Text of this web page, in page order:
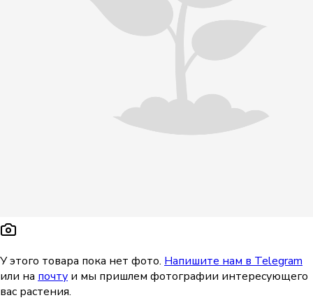
У этого товара пока нет фото. Напишите нам в Telegram
или на почту и мы пришлем фотографии интересующего
вас растения.